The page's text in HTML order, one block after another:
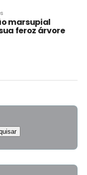
marsupial
feroz árvore